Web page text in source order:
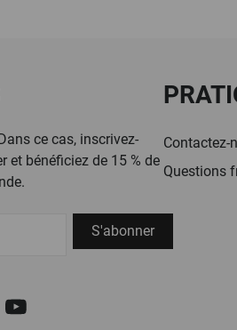
ce cas, inscrivez-
et bénéficiez de 15 % de
S'abonner
Facebook
Contactez-
Questions